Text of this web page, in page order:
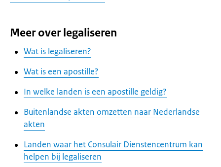
Meer over legaliseren
Wat is legaliseren?
Wat is een apostille?
In welke landen is een apostille geldig?
Buitenlandse akten omzetten naar Nederlandse
akten
Landen waar het Consulair Dienstencentrum kan
helpen bij legaliseren